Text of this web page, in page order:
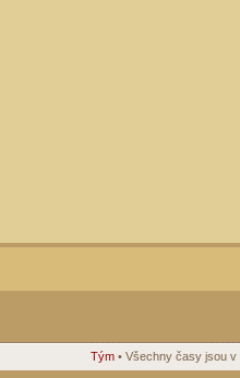
Tým • Všechny časy jsou v